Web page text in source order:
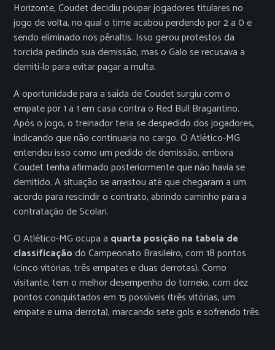
Horizonte, Coudet decidiu poupar jogadores titulares no
jogo de volta, no qual o time acabou perdendo por 2 a 0 e
sendo eliminado nos pênaltis. Isso gerou protestos da
torcida pedindo sua demissão, mas o Galo se recusava a
demiti-lo para evitar pagar a multa.
A oportunidade para a saída de Coudet surgiu com o
empate por 1 a 1 em casa contra o Red Bull Bragantino.
Após o jogo, o treinador teria se despedido dos jogadores,
indicando que não continuaria no cargo. O Atlético-MG
entendeu isso como um pedido de demissão, embora
Coudet tenha afirmado posteriormente que não havia se
demitido. A situação se arrastou até que chegaram a um
acordo para rescindir o contrato, abrindo caminho para a
contratação de Scolari.
O Atlético-MG ocupa a quarta posição na tabela de
classificaçãodo Campeonato Brasileiro, com 18 pontos
(cinco vitórias, três empates e duas derrotas). Como
visitante, tem o melhor desempenho do torneio, com dez
pontos conquistados em 15 possíveis (três vitórias, um
empate e uma derrota), marcando sete gols e sofrendo três.